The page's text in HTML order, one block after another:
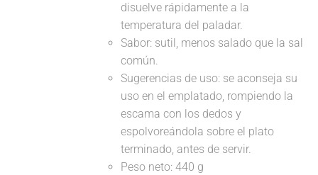
disuelve rápidamente a la
temperatura del paladar.
Sabor: sutil, menos salado que la sal
común.
Sugerencias de uso: se aconseja su
uso en el emplatado, rompiendo la
escama con los dedos y
espolvoreándola sobre el plato
terminado, antes de servir.
Peso neto: 440 g